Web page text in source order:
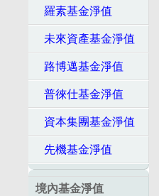
羅素基金淨值
未來資產基金淨值
路博邁基金淨值
普徠仕基金淨值
資本集團基金淨值
先機基金淨值
境內基金淨值